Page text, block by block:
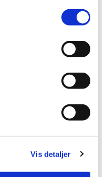
Vis detaljer
kunne lide...